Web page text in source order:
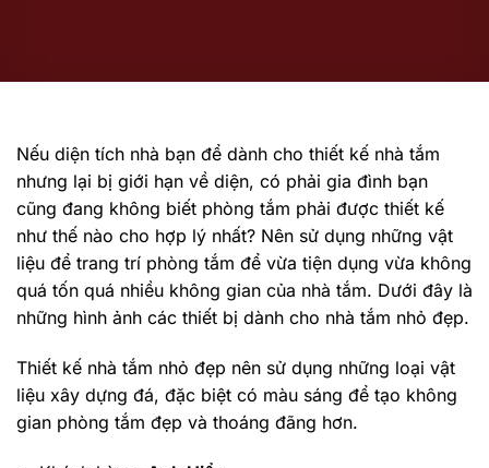
Nếu diện tích nhà bạn để dành cho thiết kế nhà tắm
nhưng lại bị giới hạn về diện, có phải gia đình bạn
cũng đang không biết phòng tắm phải được thiết kế
như thế nào cho hợp lý nhất? Nên sử dụng những vật
liệu để trang trí phòng tắm để vừa tiện dụng vừa không
quá tốn quá nhiều không gian của nhà tắm. Dưới đây là
những hình ảnh các thiết bị dành cho nhà tắm nhỏ đẹp.
Thiết kế nhà tắm nhỏ đẹp nên sử dụng những loại vật
liệu xây dựng đá, đặc biệt có màu sáng để tạo không
gian phòng tắm đẹp và thoáng đãng hơn.